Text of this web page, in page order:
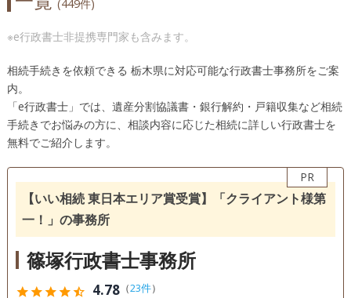
(449件)
※e行政書士非提携専門家も含みます。
相続手続きを依頼できる 栃木県に対応可能な行政書士事務所をご案
内。
「e行政書士」では、遺産分割協議書・銀行解約・戸籍収集など相続
手続きでお悩みの方に、相談内容に応じた相続に詳しい行政書士を
無料でご紹介します。
PR
【いい相続 東日本エリア賞受賞】「クライアント様第
一！」の事務所
篠塚行政書士事務所
starstarstarstarstar_half 4.78 （23件）